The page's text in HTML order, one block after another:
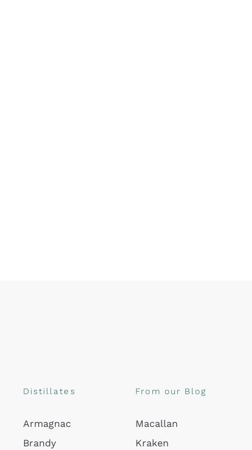
Distillates
Armagnac
Brandy
From our Blog
Macallan
Kraken